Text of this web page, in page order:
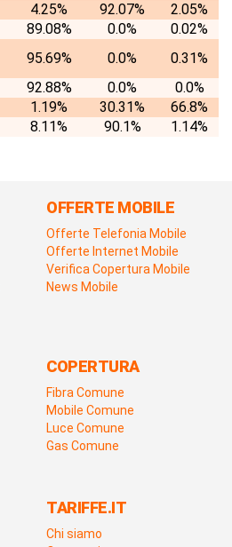
4.25% 92.07%
2.05%
89.08% 0.0%
0.02%
95.69% 0.0%
0.31%
92.88% 0.0%
0.0%
1.19% 30.31%
66.8%
8.11% 90.1% 1.14%
OFFERTE MOBILE
Offerte Telefonia Mobile
Offerte Internet Mobile
Verifica Copertura Mobile
News Mobile
COPERTURA
Fibra Comune
Mobile Comune
Luce Comune
Gas Comune
TARIFFE.IT
Chi siamo